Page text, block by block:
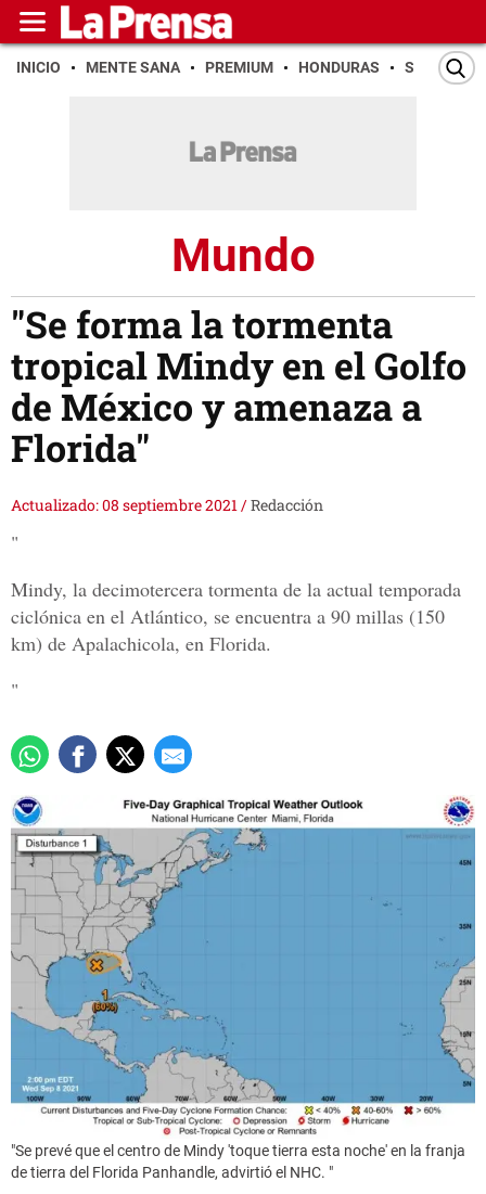
INICIO MENTE SANA PREMIUM HONDURAS SAN PEDRO
Mundo
"Se forma la tormenta
tropical Mindy en el Golfo
de México y amenaza a
Florida"
Actualizado: 08 septiembre 2021/Redacción
"
Mindy, la decimotercera tormenta de la actual temporada
ciclónica en el Atlántico, se encuentra a 90 millas (150
km) de Apalachicola, en Florida.
"
"Se prevé que el centro de Mindy 'toque tierra esta noche' en la franja
de tierra del Florida Panhandle, advirtió el NHC. "